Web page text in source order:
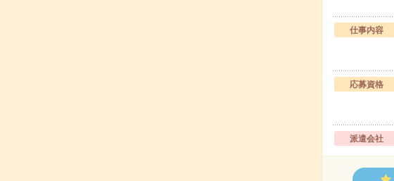
仕事内容
応募資格
派遣会社